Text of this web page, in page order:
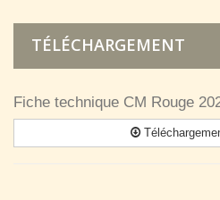
TÉLÉCHARGEMENT
Fiche technique CM Rouge